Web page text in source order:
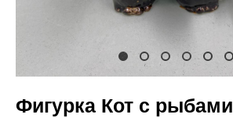
Фигурка Кот с рыбами